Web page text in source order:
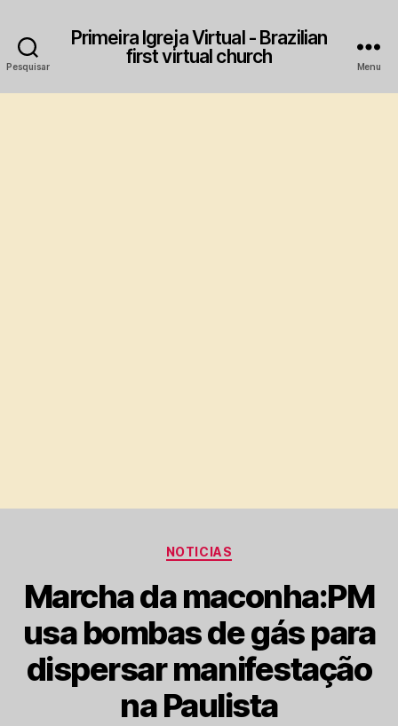
Pesquisar
Primeira Igreja Virtual - Brazilian
first virtual church
Menu
Categorias
NOTICIAS
Marcha da maconha:PM
usa bombas de gás para
dispersar manifestação
na Paulista